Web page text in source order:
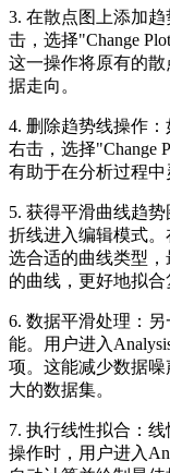
3. 在散点图上添加
击，选择"Change
这一操作将原有的
据走向。
4. 删除趋势线操作
右击，选择"Change
有助于在分析过程中
5. 获得平滑曲线趋
折线进入编辑模式
选合适的曲线类型
的曲线，更好地拟合
6. 数据平滑处理：
能。用户进入
项。这能减少数据
大的数据集。
7. 执行线性拟合：
操作时，用户进入